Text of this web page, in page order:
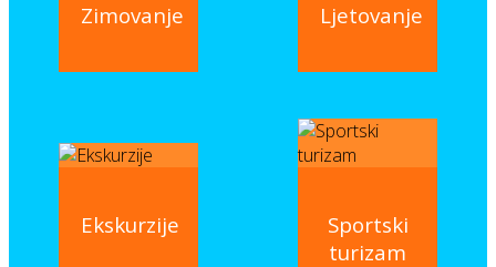
Zimovanje Ljetovanje
Ekskurzije
Sportski
turizam